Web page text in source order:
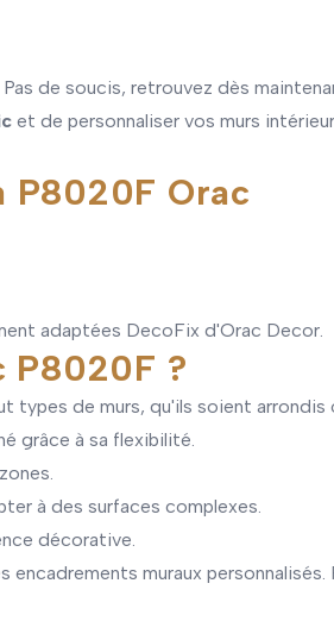
de soucis, retrouvez dès
et de personnaliser vos murs
P8020F Orac
adaptées DecoFix d'Orac Decor.
P8020F ?
types de murs, qu'ils soient arrondis
grâce à sa flexibilité.
à des surfaces complexes.
décorative.
muraux personnalisés.